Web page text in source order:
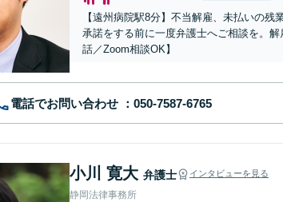
【遠州病院駅8分】不当解雇、未払いの
承諾をする前に一度弁護士へご相談を。
話／Zoom相談OK】
電話でお問い合わせ
小川 寛大 弁護士 インタビューを見る
静岡法律事務所